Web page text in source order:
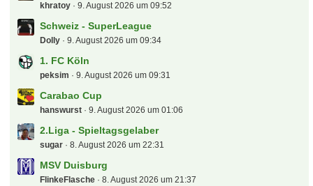
khratoy 9. August 2026 um 09:52
Schweiz - SuperLeague
Dolly 9. August 2026 um 09:34
1. FC Köln
peksim 9. August 2026 um 09:31
Carabao Cup
hanswurst 9. August 2026 um 01:06
2.Liga - Spieltagsgelaber
sugar 8. August 2026 um 22:31
MSV Duisburg
FlinkeFlasche 8. August 2026 um 21:37